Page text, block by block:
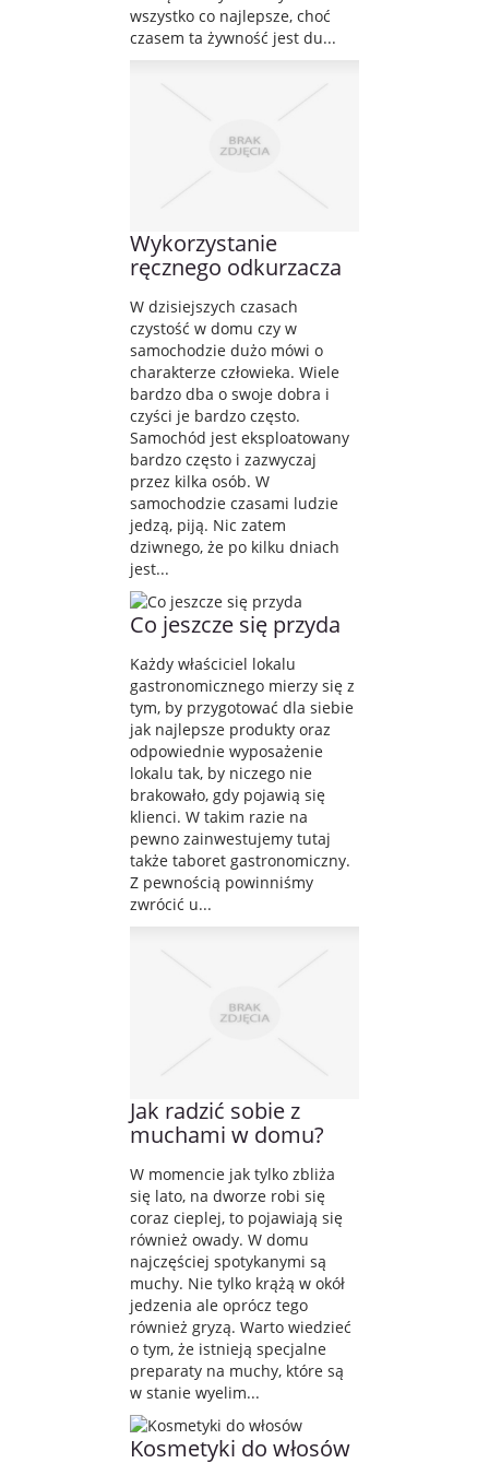
wszystko co najlepsze, choć
czasem ta żywność jest du...
Wykorzystanie
ręcznego odkurzacza
W dzisiejszych czasach
czystość w domu czy w
samochodzie dużo mówi o
charakterze człowieka. Wiele
bardzo dba o swoje dobra i
czyści je bardzo często.
Samochód jest eksploatowany
bardzo często i zazwyczaj
przez kilka osób. W
samochodzie czasami ludzie
jedzą, piją. Nic zatem
dziwnego, że po kilku dniach
jest...
Co jeszcze się przyda
Każdy właściciel lokalu
gastronomicznego mierzy się z
tym, by przygotować dla siebie
jak najlepsze produkty oraz
odpowiednie wyposażenie
lokalu tak, by niczego nie
brakowało, gdy pojawią się
klienci. W takim razie na
pewno zainwestujemy tutaj
także taboret gastronomiczny.
Z pewnością powinniśmy
zwrócić u...
Jak radzić sobie z
muchami w domu?
W momencie jak tylko zbliża
się lato, na dworze robi się
coraz cieplej, to pojawiają się
również owady. W domu
najczęściej spotykanymi są
muchy. Nie tylko krążą w okół
jedzenia ale oprócz tego
również gryzą. Warto wiedzieć
o tym, że istnieją specjalne
preparaty na muchy, które są
w stanie wyelim...
Kosmetyki do włosów